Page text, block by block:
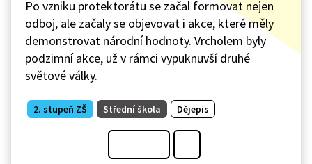
Po vzniku protektorátu se začal formovat nejen
odboj, ale začaly se objevovat i akce, které měly
demonstrovat národní hodnoty. Vrcholem byly
podzimní akce, už v rámci vypuknuvší druhé
světové války.
2. stupeň ZŠ Střední škola Dějepis